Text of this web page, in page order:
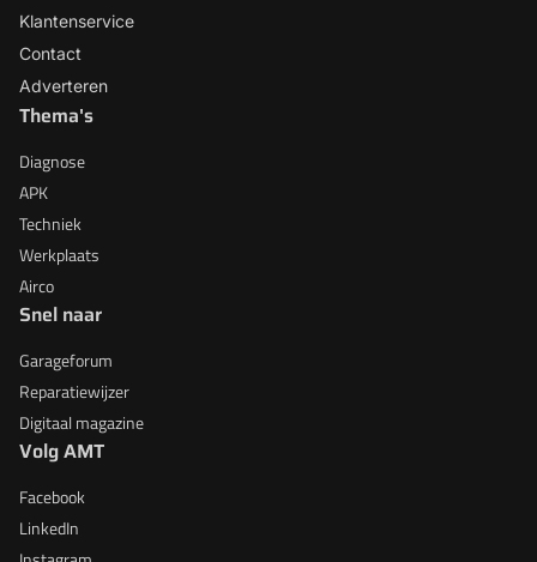
Klantenservice
Contact
Adverteren
Thema's
Diagnose
APK
Techniek
Werkplaats
Airco
Snel naar
Garageforum
Reparatiewijzer
Digitaal magazine
Volg AMT
Facebook
LinkedIn